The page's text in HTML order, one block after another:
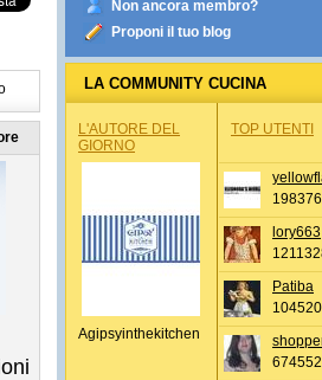
Non ancora membro?
Proponi il tuo blog
LA COMMUNITY CUCINA
L'AUTORE DEL
GIORNO
Agipsyinthekitchen
TOP UTENTI
lory663
Patiba